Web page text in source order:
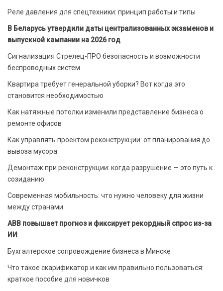
Реле давления для спецтехники: принцип работы и типы
В Беларусь утвердили даты централизованных экзаменов и
выпускной кампании на 2026 год
Сигнализация Стрелец-ПРО безопасность и возможности
беспроводных систем
Квартира требует генеральной уборки? Вот когда это
становится необходимостью
Как натяжные потолки изменили представление бизнеса о
ремонте офисов
Как управлять проектом реконструкции: от планирования до
вывоза мусора
Демонтаж при реконструкции: когда разрушение — это путь к
созиданию
Современная мобильность: что нужно человеку для жизни
между странами
ABB повышает прогноз и фиксирует рекордный спрос из-за
ИИ
Бухгалтерское сопровождение бизнеса в Минске
Что такое скарификатор и как им правильно пользоваться:
краткое пособие для новичков